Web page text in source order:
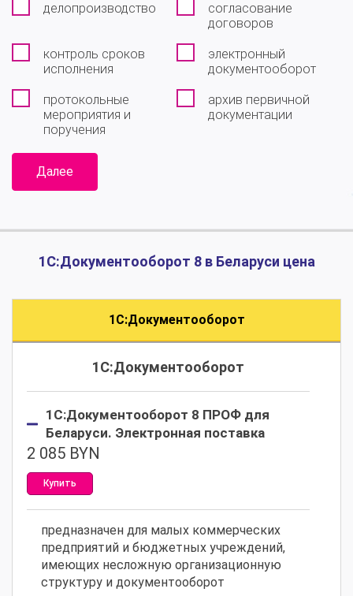
делопроизводство
согласование
договоров
контроль сроков
исполнения
электронный
документооборот
протокольные
мероприятия и
поручения
архив первичной
документации
Далее
1С:Документооборот 8 в Беларуси цена
1С:Документооборот
1С:Документооборот
1С:Документооборот 8 ПРОФ для
Беларуси. Электронная поставка
2 085 BYN
Купить
предназначен для малых коммерческих
предприятий и бюджетных учреждений,
имеющих несложную организационную
структуру и документооборот